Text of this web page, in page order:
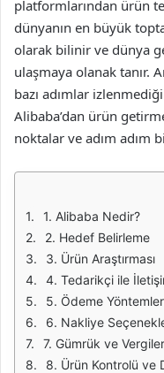
platformlarından ürün
dünyanın en büyük
olarak bilinir ve dünya
ulaşmaya olanak tanır.
bazı adımlar
Alibaba’dan ürün
noktalar ve adım adım
1. Alibaba Nedir?
2. Hedef Belirleme
3. Ürün Araştırması
4. Tedarikçi ile
5. Ödeme
6. Nakliye
7. Gümrük ve Vergiler
8. Ürün Kontrolü ve